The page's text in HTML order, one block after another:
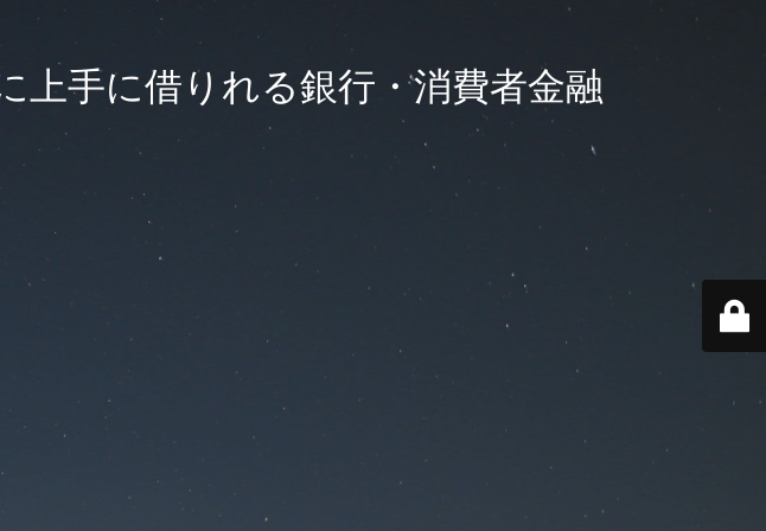
手に借りれる銀行・消費者金融